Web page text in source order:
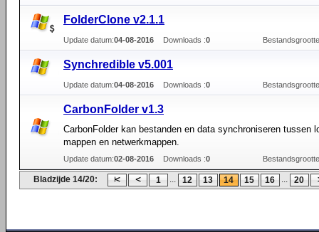
FolderClone v2.1.1
Update datum:04-08-2016 Downloads :0
Synchredible v5.001
Update datum:04-08-2016 Downloads :0
CarbonFolder v1.3
CarbonFolder kan bestanden en data synchroniseren tussen
mappen en netwerkmappen.
Update datum:02-08-2016 Downloads :0
Bladzijde 14/20: 1 ... 12 13 14 15 16 ... 20